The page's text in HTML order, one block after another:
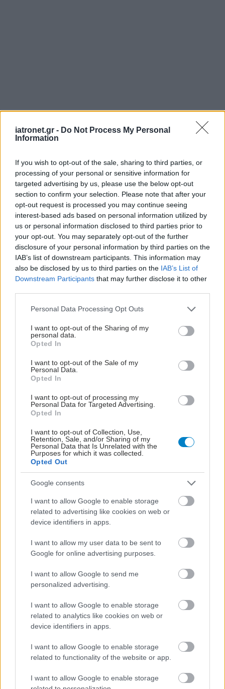
iatronet.gr - Do Not Process My Personal
Information
If you wish to opt-out of the sale, sharing to third parties, or
processing of your personal or sensitive information for
targeted advertising by us, please use the below opt-out
section to confirm your selection. Please note that after your
opt-out request is processed you may continue seeing
interest-based ads based on personal information utilized by
us or personal information disclosed to third parties prior to
your opt-out. You may separately opt-out of the further
disclosure of your personal information by third parties on the
IAB’s list of downstream participants. This information may
also be disclosed by us to third parties on the IAB’s List of
Downstream Participants that may further disclose it to other
Please note that this website/app uses one or more Google
not limited to your visit or usage behaviour. You may click to
grant or deny consent to Google and its third-party tags to
use your data for below specified purposes in below Google
consent section.
Personal Data Processing Opt Outs
I want to opt-out of the Sharing of my
personal data.
Opted In
I want to opt-out of the Sale of my
Personal Data.
Opted In
I want to opt-out of processing my
Personal Data for Targeted Advertising.
Opted In
I want to opt-out of Collection, Use,
Retention, Sale, and/or Sharing of my
Personal Data that Is Unrelated with the
Purposes for which it was collected.
Opted Out
Google consents
I want to allow Google to enable storage
related to advertising like cookies on web or
device identifiers in apps.
I want to allow my user data to be sent to
Google for online advertising purposes.
I want to allow Google to send me
personalized advertising.
I want to allow Google to enable storage
related to analytics like cookies on web or
device identifiers in apps.
I want to allow Google to enable storage
related to functionality of the website or app.
I want to allow Google to enable storage
ΜΠΕΙΤΕ ΣΤΗ ΣΥΖΗΤΗΣΗ
Loading...
Προσθήκη Σχολίου